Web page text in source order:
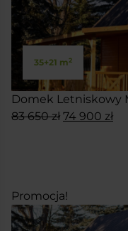
35+21 m2
Domek Letniskowy
83 650zł Pierwotna
74 900 zł
Promocja!